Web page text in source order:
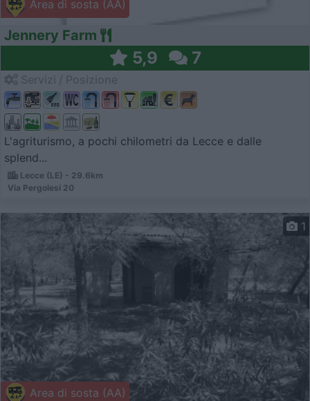
Area di sosta (AA)
Jennery Farm
5,9 7
L'agriturismo, a pochi chilometri da Lecce e dalle
splend...
Lecce (LE) - 29.6km
Via Pergolesi 20
Area di sosta (AA)
1